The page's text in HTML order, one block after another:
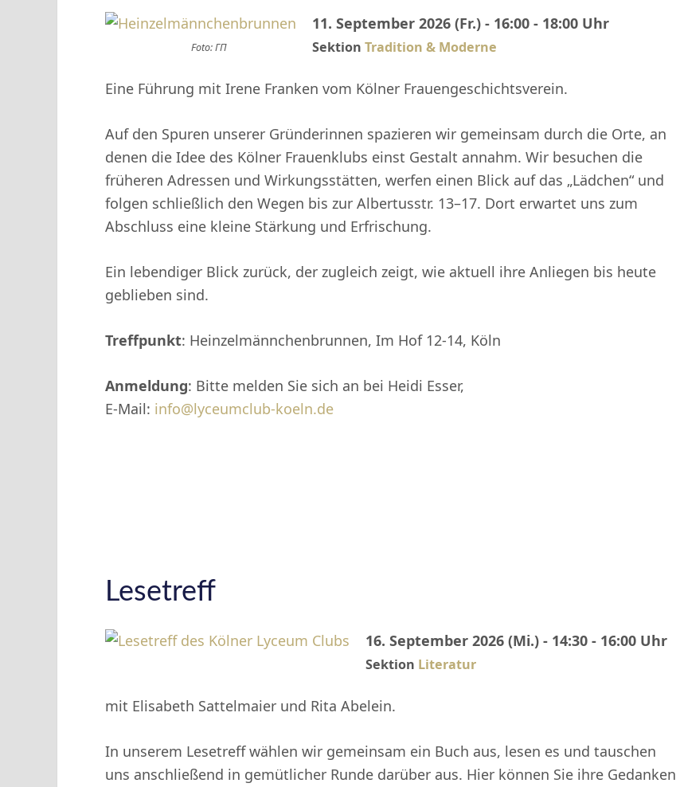
Foto: ГП
11. September 2026 (Fr.) - 16:00 - 18:00 Uhr
Sektion Tradition & Moderne
Eine Führung mit Irene Franken vom Kölner Frauengeschichtsverein.
Auf den Spuren unserer Gründerinnen spazieren wir gemeinsam durch die Orte, an
denen die Idee des Kölner Frauenklubs einst Gestalt annahm. Wir besuchen die
früheren Adressen und Wirkungsstätten, werfen einen Blick auf das „Lädchen“ und
folgen schließlich den Wegen bis zur Albertusstr. 13–17. Dort erwartet uns zum
Abschluss eine kleine Stärkung und Erfrischung.
Ein lebendiger Blick zurück, der zugleich zeigt, wie aktuell ihre Anliegen bis heute
geblieben sind.
Treffpunkt: Heinzelmännchenbrunnen, Im Hof 12-14, Köln
Anmeldung: Bitte melden Sie sich an bei Heidi Esser,
E-Mail: info@lyceumclub-koeln.de
Lesetreff
16. September 2026 (Mi.) - 14:30 - 16:00 Uhr
Sektion Literatur
mit Elisabeth Sattelmaier und Rita Abelein.
In unserem Lesetreff wählen wir gemeinsam ein Buch aus, lesen es und tauschen
uns anschließend in gemütlicher Runde darüber aus. Hier können Sie ihre Gedanken